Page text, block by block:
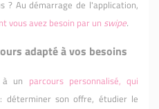
? Au démarrage de l'application,
vous avez besoin par un swipe.
adapté à vos besoins
à un parcours personnalisé, qui
son offre, étudier le